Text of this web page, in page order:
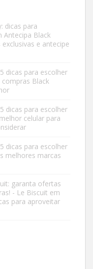
dicas para
Antecipa Black
e antecipe
dicas para escolher
compras Black
dicas para escolher
celular para
dicas para escolher
melhores marcas
garanta ofertas
- Le Biscuit em
para aproveitar